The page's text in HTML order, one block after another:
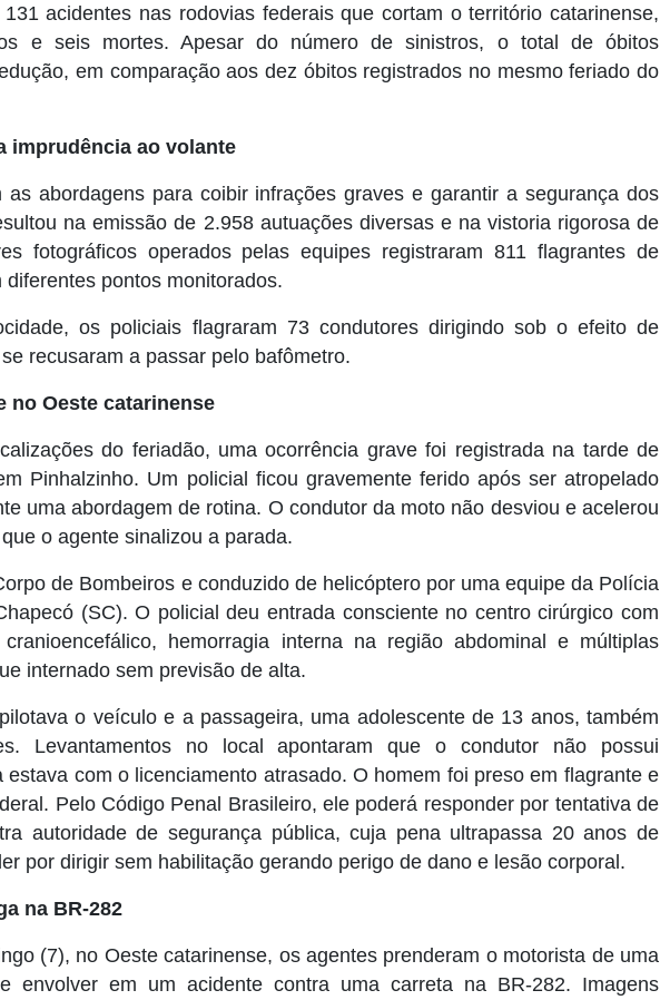
acidentes nas rodovias federais que cortam o território catarinense,
e seis mortes. Apesar do número de sinistros, o total de óbitos
em comparação aos dez óbitos registrados no mesmo feriado do
imprudência ao volante
as abordagens para coibir infrações graves e garantir a segurança dos
na emissão de 2.958 autuações diversas e na vistoria rigorosa de
fotográficos operados pelas equipes registraram 811 flagrantes de
pontos monitorados.
os policiais flagraram 73 condutores dirigindo sob o efeito de
recusaram a passar pelo bafômetro.
no Oeste catarinense
do feriadão, uma ocorrência grave foi registrada na tarde de
Pinhalzinho. Um policial ficou gravemente ferido após ser atropelado
uma abordagem de rotina. O condutor da moto não desviou e acelerou
o agente sinalizou a parada.
de Bombeiros e conduzido de helicóptero por uma equipe da Polícia
(SC). O policial deu entrada consciente no centro cirúrgico com
hemorragia interna na região abdominal e múltiplas
internado sem previsão de alta.
o veículo e a passageira, uma adolescente de 13 anos, também
Levantamentos no local apontaram que o condutor não possui
estava com o licenciamento atrasado. O homem foi preso em flagrante e
Pelo Código Penal Brasileiro, ele poderá responder por tentativa de
autoridade de segurança pública, cuja pena ultrapassa 20 anos de
por dirigir sem habilitação gerando perigo de dano e lesão corporal.
na BR-282
(7), no Oeste catarinense, os agentes prenderam o motorista de uma
envolver em um acidente contra uma carreta na BR-282. Imagens